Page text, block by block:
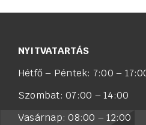
NYITVATARTÁS
Hétfő – Péntek: 7:00 –
Szombat: 07:00 – 14:00
Vasárnap: 08:00 – 12:00